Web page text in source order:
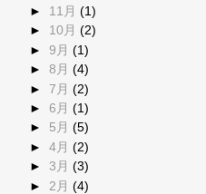
► 11月(1)
► 10月(2)
►9月(1)
►8月(4)
►7月(2)
►6月(1)
► 5月(5)
►4月(2)
► 3月(3)
► 2月(4)